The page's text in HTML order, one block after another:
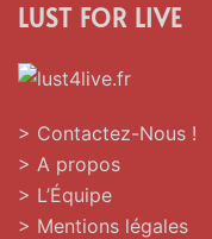
LUST FOR LIVE
> Contactez-Nous !
> A propos
> L’Équipe
> Mentions légales